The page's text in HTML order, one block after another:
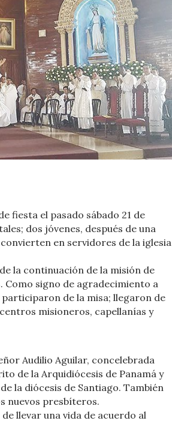
fiesta el pasado sábado 21 de
dos jóvenes, después de una
en servidores de la iglesia
la continuación de la misión de
Como signo de agradecimiento a
de la misa; llegaron de
misioneros, capellanías y
Audilio Aguilar, concelebrada
de la Arquidiócesis de Panamá y
la diócesis de Santiago. También
nuevos presbíteros.
llevar una vida de acuerdo al